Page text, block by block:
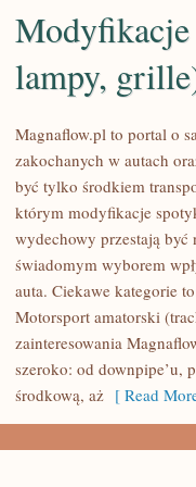
MODYFIKACJE
OPTYCZNE
Modyfikacje
lampy,
Magnaflow.pl to portal o
zakochanych w autach
być tylko środkiem
którym modyfikacje
wydechowy przestają być
świadomym wyborem
auta. Ciekawe kategorie
Motorsport amatorski
zainteresowania
szeroko: od downpipe’u,
środkową, aż [ Read